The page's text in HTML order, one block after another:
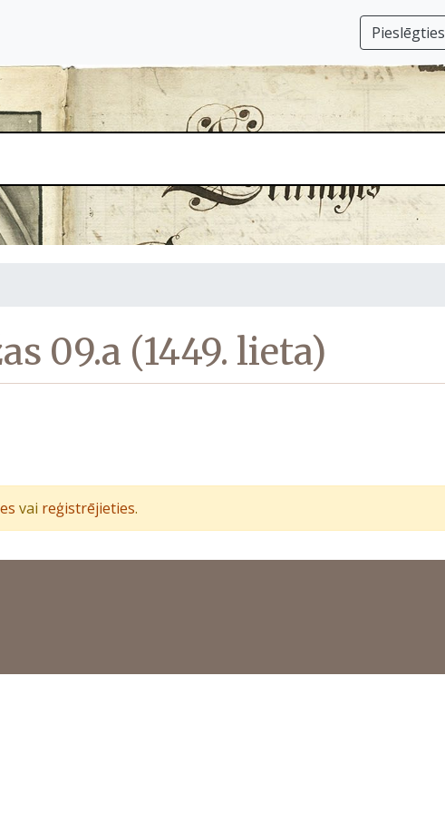
Pieslēgties
09.a (1449. lieta)
vai reģistrējieties.